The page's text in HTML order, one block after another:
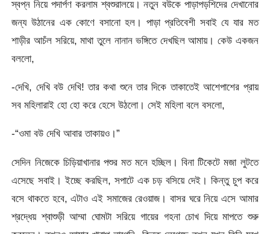
স্বপ্ন নিয়ে পদার্পণ করলাম শ্বশুরালয়ে। নতুন বউকে পাড়াপড়শিদের দেখানোর
জন্য উঠানের এক কোণে বসানো হল। পাড়া প্রতিবেশী সবাই যে যার মত
শাড়ীর আচঁল সরিয়ে, মাথা তুলে নানান ভঙ্গিতে দেখছিল আমায়। কেউ একজন
বললো,
-দেখি, দেখি বউ দেখি! তার কথা শুনে তার দিকে তাকাতেই আশেপাশের প্রায়
সব মহিলারাই হো হো করে হেসে উঠলো। সেই মহিলা বলে বসলো,
-“ওমা বউ দেখি আবার তাকায়ও।”
সেদিন নিজেকে চিড়িয়াখানার পশুর মত মনে হচ্ছিল। বিনা টিকেটে মজা লুটতে
এসেছে সবাই। ইচ্ছে করছিল, সপাটে এক চড় বসিয়ে দেই। কিন্তু চুপ করে
বসে থাকতে হবে, এটাও এই সমাজের রেওয়াজ। বাসর ঘরে নিয়ে এসে আমার
শ্রদ্ধেয় শ্বাশুড়ী আম্মা ঘোমটা সরিয়ে গায়ের গহনা চোখ দিয়ে মাপতে শুরু